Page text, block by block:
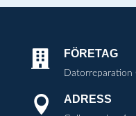
 FÖRETAG
Datorreparation
 ADRESS